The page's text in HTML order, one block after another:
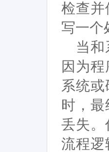
检查并
写一个
当
因为
系统
时，
丢失。
流程逻